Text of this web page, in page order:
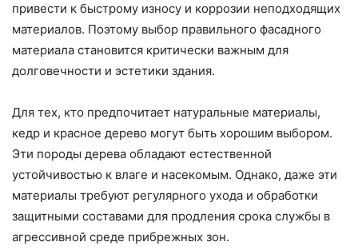
привести к быстрому износу и коррозии неподходящих
материалов. Поэтому выбор правильного фасадного
материала становится критически важным для
долговечности и эстетики здания.
Для тех, кто предпочитает натуральные материалы,
кедр и красное дерево могут быть хорошим выбором.
Эти породы дерева обладают естественной
устойчивостью к влаге и насекомым. Однако, даже эти
материалы требуют регулярного ухода и обработки
защитными составами для продления срока службы в
агрессивной среде прибрежных зон.